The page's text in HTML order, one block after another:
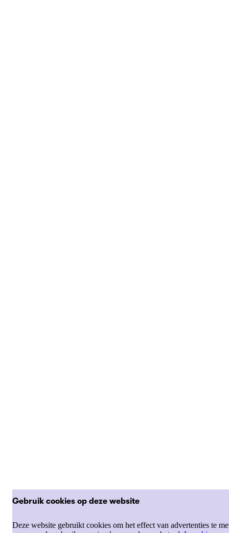
Gebruik cookies op deze website
Deze website gebruikt cookies om het effect van advertenties te